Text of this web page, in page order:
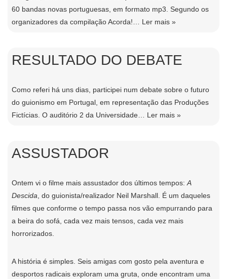
60 bandas novas portuguesas, em formato mp3. Segundo os
organizadores da compilação Acorda!… Ler mais »
RESULTADO DO DEBATE
Como referi há uns dias, participei num debate sobre o futuro
do guionismo em Portugal, em representação das Produções
Fictícias. O auditório 2 da Universidade… Ler mais »
ASSUSTADOR
Ontem vi o filme mais assustador dos últimos tempos:A
Descida, do guionista/realizador Neil Marshall. É um daqueles
filmes que conforme o tempo passa nos vão empurrando para
a beira do sofá, cada vez mais tensos, cada vez mais
horrorizados.
A história é simples. Seis amigas com gosto pela aventura e
desportos radicais exploram uma gruta, onde encontram uma